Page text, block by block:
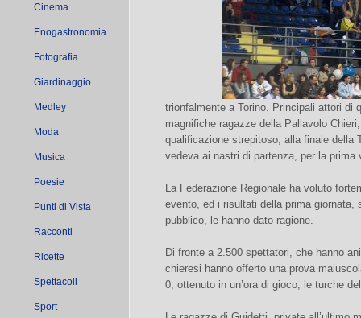
Cinema
Enogastronomia
Fotografia
Giardinaggio
Medley
Moda
Musica
Poesie
Punti di Vista
Racconti
Ricette
Spettacoli
Sport
trionfalmente a Torino. Principali attori di
magnifiche ragazze della Pallavolo
qualificazione strepitoso, alla finale della
vedeva ai nastri di partenza, per la prima
La Federazione Regionale ha voluto
evento, ed i risultati della prima
pubblico, le hanno dato ragione.
Di fronte a 2.500 spettatori, che hanno
chieresi hanno offerto una prova
0, ottenuto in un’ora di gioco, le turche